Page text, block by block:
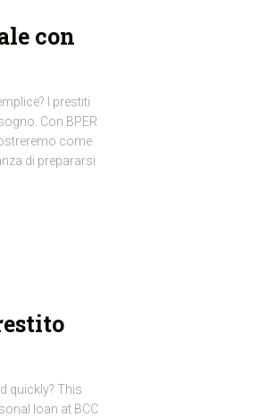
con
I prestiti
Con BPER
come
di prepararsi
quickly? This
loan at BCC